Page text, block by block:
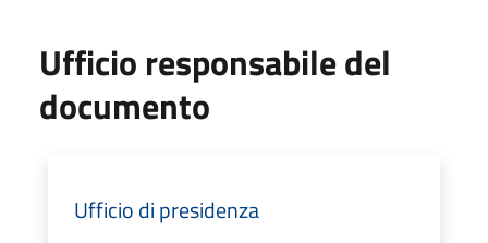
Ufficio responsabile del
documento
Ufficio di presidenza